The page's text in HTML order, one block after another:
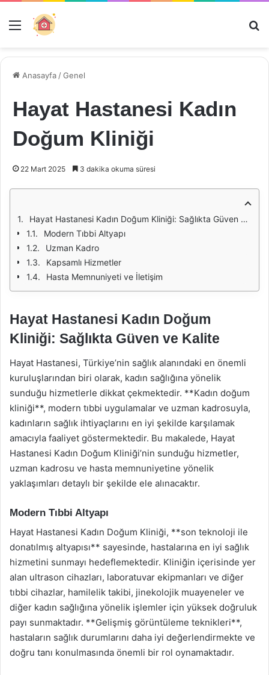
Menü
Anasayfa /Genel
Hayat Hastanesi Kadın
Doğum Kliniği
22 Mart 2025 3 dakika okuma süresi
Hayat Hastanesi Kadın Doğum Kliniği: Sağlıkta Güven ve Kalite
Modern Tıbbi Altyapı
Uzman Kadro
Kapsamlı Hizmetler
Hasta Memnuniyeti ve İletişim
Hayat Hastanesi Kadın Doğum
Kliniği: Sağlıkta Güven ve Kalite
Hayat Hastanesi, Türkiye’nin sağlık alanındaki en önemli
kuruluşlarından biri olarak, kadın sağlığına yönelik
sunduğu hizmetlerle dikkat çekmektedir. **Kadın doğum
kliniği**, modern tıbbi uygulamalar ve uzman kadrosuyla,
kadınların sağlık ihtiyaçlarını en iyi şekilde karşılamak
amacıyla faaliyet göstermektedir. Bu makalede, Hayat
Hastanesi Kadın Doğum Kliniği’nin sunduğu hizmetler,
uzman kadrosu ve hasta memnuniyetine yönelik
yaklaşımları detaylı bir şekilde ele alınacaktır.
Modern Tıbbi Altyapı
Hayat Hastanesi Kadın Doğum Kliniği, **son teknoloji ile
donatılmış altyapısı** sayesinde, hastalarına en iyi sağlık
hizmetini sunmayı hedeflemektedir. Kliniğin içerisinde yer
alan ultrason cihazları, laboratuvar ekipmanları ve diğer
tıbbi cihazlar, hamilelik takibi, jinekolojik muayeneler ve
diğer kadın sağlığına yönelik işlemler için yüksek doğruluk
payı sunmaktadır. **Gelişmiş görüntüleme teknikleri**,
hastaların sağlık durumlarını daha iyi değerlendirmekte ve
doğru tanı konulmasında önemli bir rol oynamaktadır.